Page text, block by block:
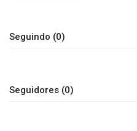
Geral
Seguindo (0)
Seguidores (0)